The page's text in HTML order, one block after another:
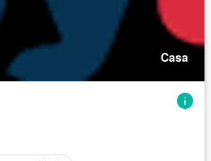
Casa